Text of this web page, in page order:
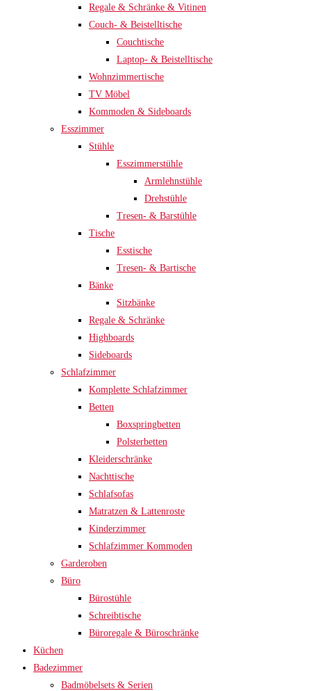
Regale & Schränke & Vitinen
Couch- & Beistelltische
Couchtische
Laptop- & Beistelltische
Wohnzimmertische
TV Möbel
Kommoden & Sideboards
Esszimmer
Stühle
Esszimmerstühle
Armlehnstühle
Drehstühle
Tresen- & Barstühle
Tische
Esstische
Tresen- & Bartische
Bänke
Sitzbänke
Regale & Schränke
Highboards
Sideboards
Schlafzimmer
Komplette Schlafzimmer
Betten
Boxspringbetten
Polsterbetten
Kleiderschränke
Nachttische
Schlafsofas
Matratzen & Lattenroste
Kinderzimmer
Schlafzimmer Kommoden
Garderoben
Büro
Bürostühle
Schreibtische
Büroregale & Büroschränke
Küchen
Badezimmer
Badmöbelsets & Serien